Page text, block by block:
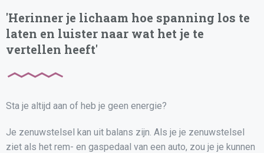
'Herinner je lichaam hoe spanning los te
laten en luister naar wat het je te
vertellen heeft'
Sta je altijd aan of heb je geen energie?
Je zenuwstelsel kan uit balans zijn. Als je je zenuwstelsel
ziet als het rem- en gaspedaal van een auto, zou je je kunnen